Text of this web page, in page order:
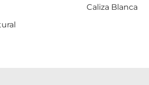
Caliza Blanca